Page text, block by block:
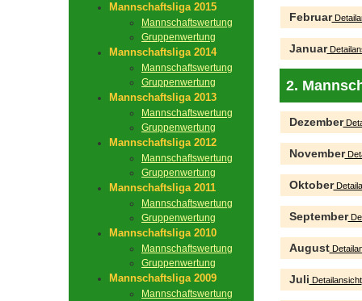
Mannschaftsliga 2015
Mannschaftswertung
Gruppenwertung
Mannschaftsliga 2014
Mannschaftswertung
Gruppenwertung
Mannschaftsliga 2013
Mannschaftswertung
Gruppenwertung
Mannschaftsliga 2012
Mannschaftswertung
Gruppenwertung
Mannschaftsliga 2011
Mannschaftswertung
Gruppenwertung
Mannschaftsliga 2010
Mannschaftswertung
Gruppenwertung
Mannschaftsliga 2009
Mannschaftswertung
Februar
Januar
2.
Dezember
November
Oktober
September
August
Juli Detailansicht